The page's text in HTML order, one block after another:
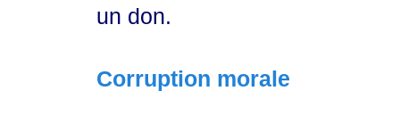
un don.
Corruption morale